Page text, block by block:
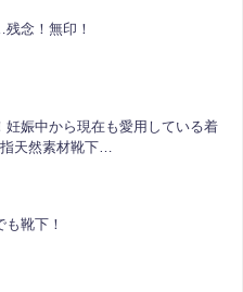
念！無印！
妊娠中から現在も愛用している着
天然素材靴下…
靴下！